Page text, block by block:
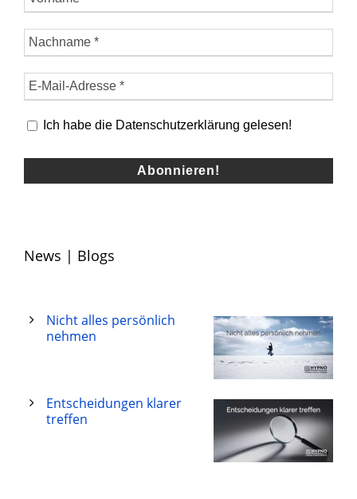
Ich habe die Datenschutzerklärung gelesen!
News | Blogs
Nicht alles persönlich
nehmen
Entscheidungen klarer
treffen